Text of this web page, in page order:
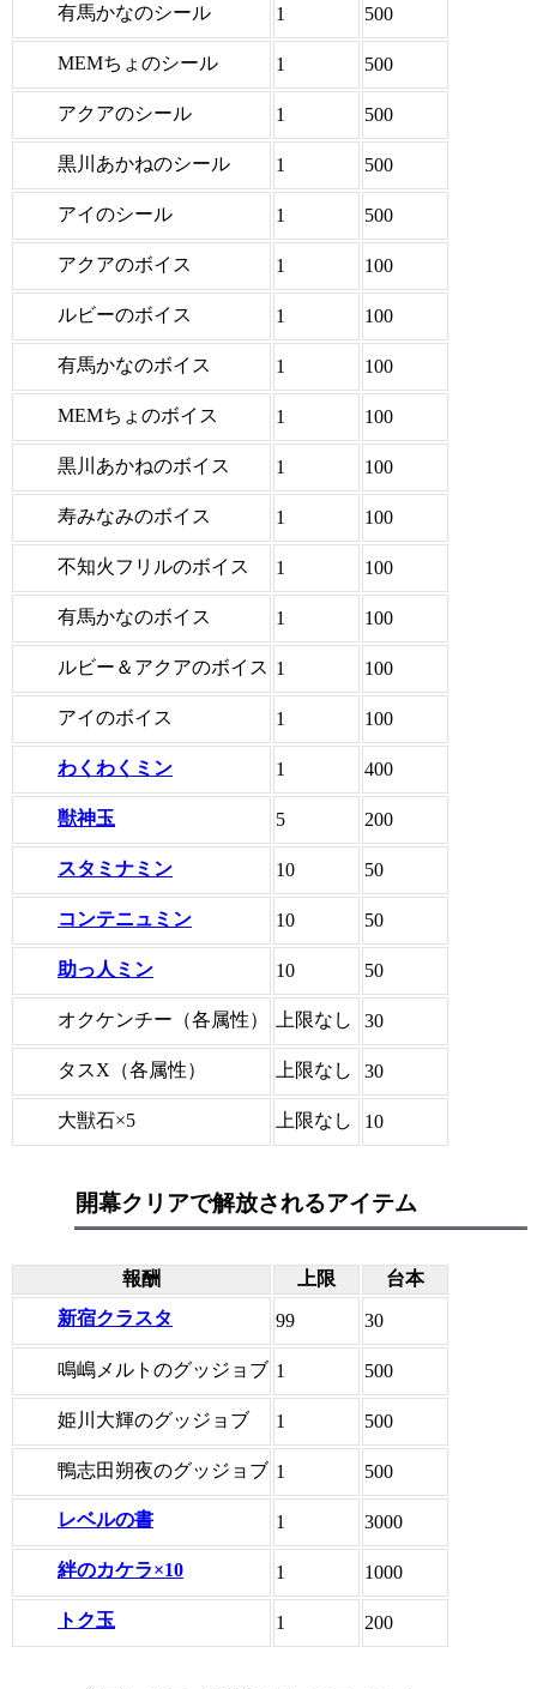
有馬かなのシール 1 500
MEMちょのシール 1 500
アクアのシール 1 500
黒川あかねのシール 1 500
アイのシール 1 500
アクアのボイス 1 100
ルビーのボイス 1 100
有馬かなのボイス 1 100
MEMちょのボイス 1 100
黒川あかねのボイス 1 100
寿みなみのボイス 1 100
不知火フリルのボイス 1 100
有馬かなのボイス 1 100
ルビー＆アクアのボイス 1 100
アイのボイス 1 100
わくわくミン 1 400
獣神玉 5 200
スタミナミン 10 50
コンテニュミン 10 50
助っ人ミン 10 50
オクケンチー（各属性） 上限なし 30
タスX（各属性） 上限なし 30
大獣石×5 上限なし 10
開幕クリアで解放されるアイテム
報酬 上限
台本
新宿クラスタ
99 30
鳴嶋メルトのグッジョブ 1 500
姫川大輝のグッジョブ 1 500
鴨志田朔夜のグッジョブ 1 500
レベルの書 1 3000
絆のカケラ×10 1 1000
トク玉 1 200